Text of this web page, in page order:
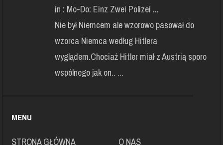
in : Mo-Do: Einz Zwei Polizei ...
Nie był Niemcem ale wzorowo pasował do
wzorca Niemca według Hitlera
wyglądem.Chociaż Hitler miał z Austrią sporo
wspólnego jak on.. ...
MENU
STRONA GŁÓWNA O NAS